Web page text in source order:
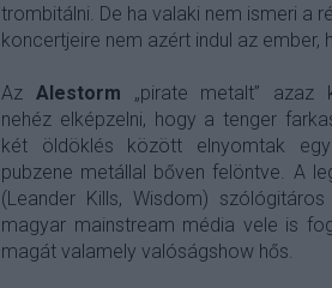
trombitálni. De ha valaki nem ismeri a
koncertjeire nem azért indul az
Az Alestorm „pirate metalt”
nehéz elképzelni, hogy a tenger
két öldöklés között elnyomtak
pubzene metállal bőven felöntve. A
(Leander Kills, Wisdom)
magyar mainstream média vele is
magát valamely valóságshow hős.